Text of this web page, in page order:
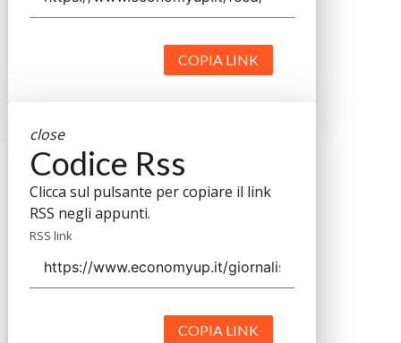
COPIA LINK
close
Codice Rss
Clicca sul pulsante per copiare il link
RSS negli appunti.
RSS link
COPIA LINK